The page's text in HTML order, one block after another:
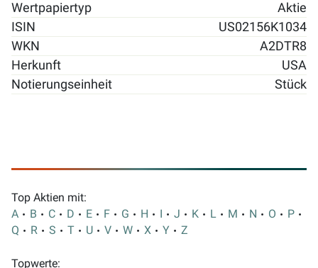
Wertpapiertyp
Aktie
ISIN
US02156K1034
WKN
A2DTR8
Herkunft
USA
Notierungseinheit
Stück
Top Aktien mit:
A
B C D E F G H I J K L M N O
P
Q
R S T U V W X Y Z
Topwerte: